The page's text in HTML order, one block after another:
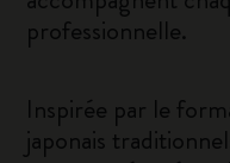
professionnelle.
Inspirée par le
japonais